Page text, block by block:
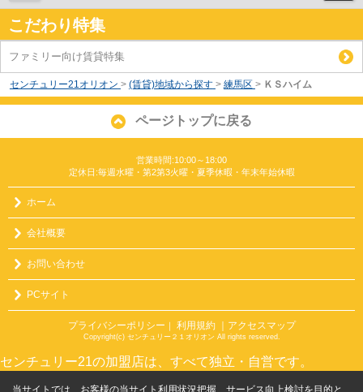
こだわり特集
ファミリー向け賃貸特集
センチュリー21オリオン > (賃貸)地域から探す > 練馬区 > ＫＳハイム
ページトップに戻る
営業時間:10:00～18:00
定休日:毎週水曜・第2第3火曜・夏季休暇・年末年始休暇
ホーム
会社概要
お問い合わせ
PCサイト
プライバシーポリシー 利用規約 ｜アクセスマップ
Copyright(c) センチュリー２１オリオン All rights reserved.
センチュリー21の加盟店は、すべて独立・自営です。
当サイトでは、お客様の当サイト利用状況把握、サービス向上検討を目的と